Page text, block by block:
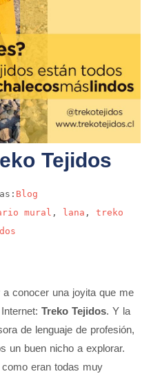
Tejidos
Blog
mural , lana , treko
conocer una joyita que me
Treko Tejidos. Y la
de lenguaje de profesión,
un buen nicho a explorar.
eran todas muy